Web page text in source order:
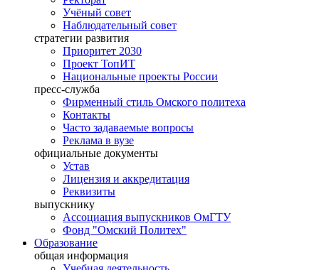
Учёный совет
Наблюдательный совет
стратегии развития
Приоритет 2030
Проект ТопИТ
Национальные проекты России
пресс-служба
Фирменный стиль Омского политеха
Контакты
Часто задаваемые вопросы
Реклама в вузе
официальные документы
Устав
Лицензия и аккредитация
Реквизиты
выпускнику
Ассоциация выпускников ОмГТУ
Фонд "Омский Политех"
Образование
общая информация